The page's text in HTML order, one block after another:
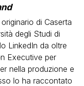
di Caserta
degli Studi di
LinkedIn da oltre
Executive per
nella produzione e
lo ha raccontato